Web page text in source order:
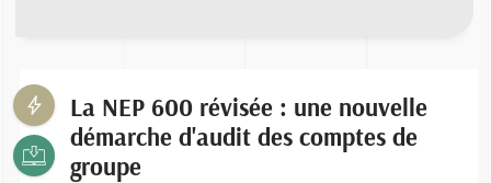
La NEP 600 révisée : une nouvelle
démarche d'audit des comptes de
groupe